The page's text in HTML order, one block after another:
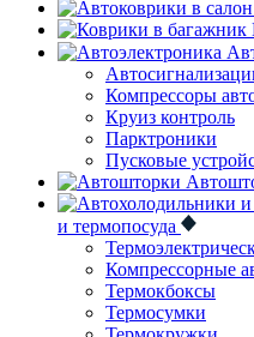
Компрессоры
Круиз контроль
Парктроники
Пусковые
и термопосуда
Компрессорные
Термокбоксы
Термосумки